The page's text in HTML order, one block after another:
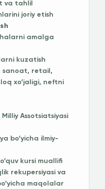
va tahlil
joriy etish
amalga
kuzatish
sanoat, retail,
xo‘jaligi, neftni
Assotsiatsiyasi
bo‘yicha ilmiy-
kursi muallifi
rekupersiyasi va
maqolalar